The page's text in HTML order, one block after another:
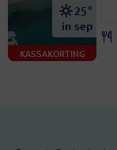
KASSAKORTING
25°
in sep